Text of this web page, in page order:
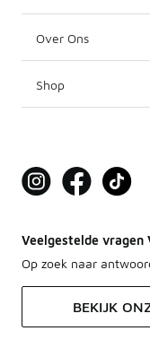
Over Ons
Shop
Veelgestelde vragen
Op zoek naar
BEKIJK